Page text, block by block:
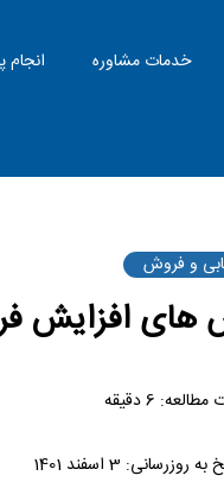
خدمات مشاوره انجام
و فروش
های افزایش
مطالعه: 6دقیقه
روزرسانی: 3 اسفند 1401